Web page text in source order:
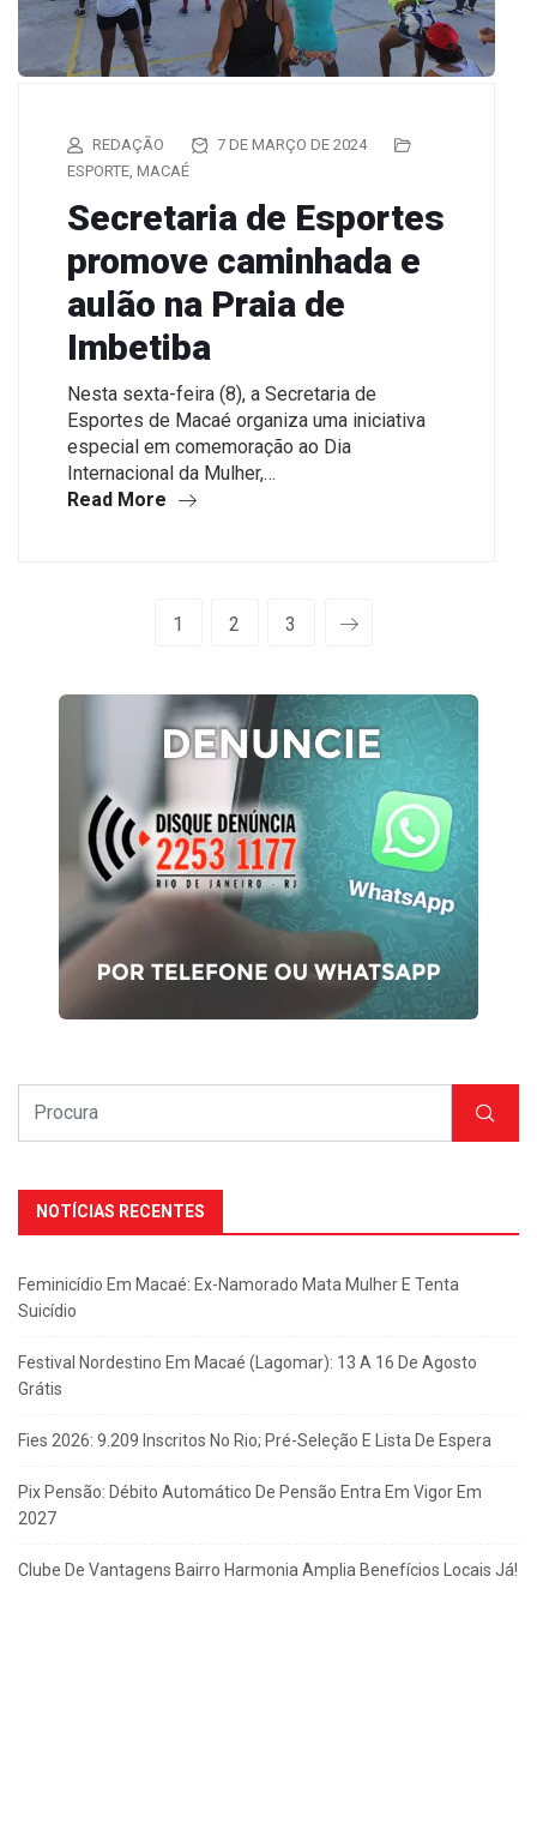
REDAÇÃO
7 DE MARÇO DE 2024
ESPORTE MACAÉ
Secretaria de Esportes
promove caminhada e
aulão na Praia de
Imbetiba
Nesta sexta-feira (8), a Secretaria de
Esportes de Macaé organiza uma iniciativa
especial em comemoração ao Dia
Internacional da Mulher,…
Read More
1 2 3
NOTÍCIAS RECENTES
Feminicídio Em Macaé: Ex-Namorado Mata Mulher E Tenta
Suicídio
Festival Nordestino Em Macaé (Lagomar): 13 A 16 De Agosto
Grátis
Fies 2026: 9.209 Inscritos No Rio; Pré-Seleção E Lista De Espera
Pix Pensão: Débito Automático De Pensão Entra Em Vigor Em
2027
Clube De Vantagens Bairro Harmonia Amplia Benefícios Locais Já!